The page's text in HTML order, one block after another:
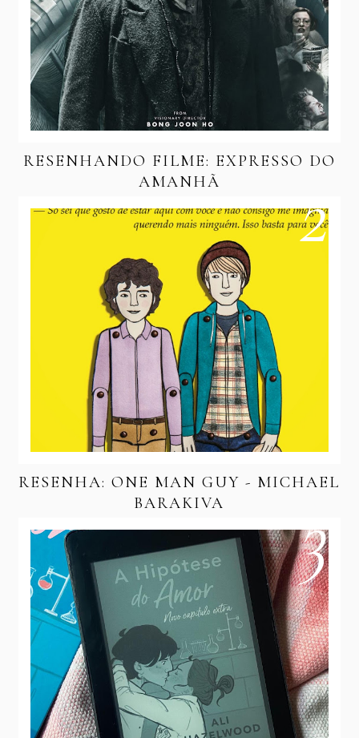
RESENHANDO FILME: EXPRESSO DO
AMANHÃ
RESENHA: ONE MAN GUY - MICHAEL
BARAKIVA